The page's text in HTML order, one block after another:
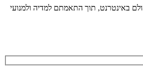
באינטרנט, תוך התאמתם למדיה ולמנועי